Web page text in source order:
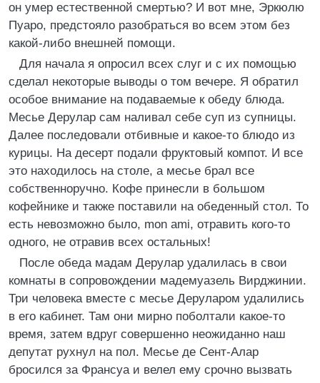
он умер естественной смертью? И вот мне, Эркюлю
Пуаро, предстояло разобраться во всем этом без
какой-либо внешней помощи.
Для начала я опросил всех слуг и с их помощью
сделал некоторые выводы о том вечере. Я обратил
особое внимание на подаваемые к обеду блюда.
Месье Дерулар сам наливал себе суп из супницы.
Далее последовали отбивные и какое-то блюдо из
курицы. На десерт подали фруктовый компот. И все
это находилось на столе, а месье брал все
собственноручно. Кофе принесли в большом
кофейнике и также поставили на обеденный стол. То
есть невозможно было, mon ami, отравить кого-то
одного, не отравив всех остальных!
После обеда мадам Дерулар удалилась в свои
комнаты в сопровождении мадемуазель Вирджинии.
Три человека вместе с месье Деруларом удалились
в его кабинет. Там они мирно поболтали какое-то
время, затем вдруг совершенно неожиданно наш
депутат рухнул на пол. Месье де Сент-Алар
бросился за Франсуа и велел ему срочно вызвать